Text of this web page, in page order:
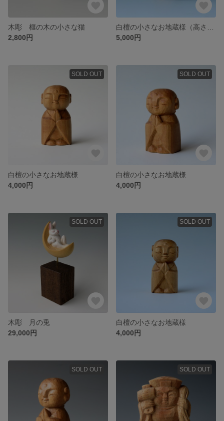
木彫 榧の木の小さな猫
2,800円
5,000円
SOLD OUT
白檀の小さなお地蔵様
4,000円
SOLD OUT
白檀の小さなお地蔵様
4,000円
SOLD OUT
木彫 月の兎
29,000円
SOLD OUT
白檀の小さなお地蔵様
4,000円
SOLD OUT SOLD OUT